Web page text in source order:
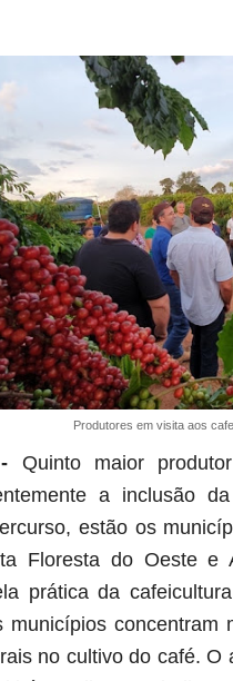
Produtores em visita aos
Quinto maior
a inclusão
estão os
Floresta do Oeste e
prática da
municípios
no cultivo do café.